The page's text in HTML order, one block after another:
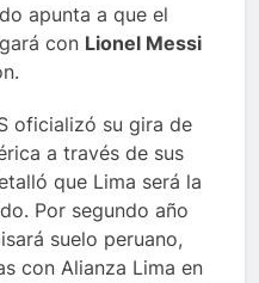
apunta a que el
con Lionel Messi
oficializó su gira de
a través de sus
que Lima será la
Por segundo año
suelo peruano,
con Alianza Lima en